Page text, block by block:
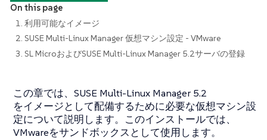
On this page
1. 利用可能なイメージ
2. SUSE Multi-Linux Manager 仮想マシン設定 - VMware
3. SL MicroおよびSUSE Multi-Linux Manager 5.2サーバの登録
この章では、SUSE Multi-Linux Manager 5.2
をイメージとして配備するために必要な仮想マシン設
定について説明します。このインストールでは、
VMwareをサンドボックスとして使用します。